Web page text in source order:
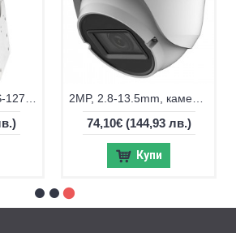
74,10€(144,93 лв.)
Купи